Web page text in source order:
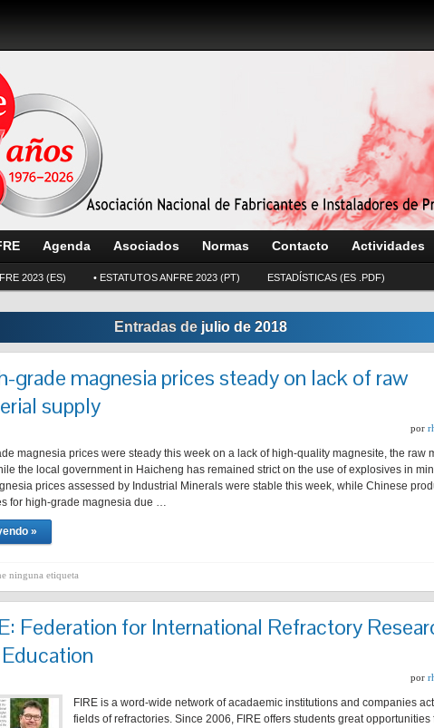
Agenda Asociados Normas Contacto Actividades
2023 (ES) • ESTATUTOS ANFRE 2023 (PT) ESTADÍSTICAS (ES .PDF)
Entradas de julio de 2018
grade magnesia prices steady on lack of raw
supply
por
magnesia prices were steady this week on a lack of high-quality magnesite, the raw
the local government in Haicheng has remained strict on the use of explosives in
prices assessed by Industrial Minerals were stable this week, while Chinese
for high-grade magnesia due …
»
ninguna etiqueta
Federation for International Refractory
por
FIRE is a word-wide network of acadaemic institutions and companies
fields of refractories. Since 2006, FIRE offers students great opportunities